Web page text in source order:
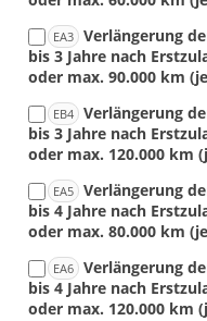
EA3 Verlängerung
bis 3 Jahre nach
oder max. 90.000 km
EB4 Verlängerung
bis 3 Jahre nach
oder max. 120.000 km
EA5 Verlängerung
bis 4 Jahre nach
oder max. 80.000 km
EA6 Verlängerung
bis 4 Jahre nach
oder max. 120.000 km